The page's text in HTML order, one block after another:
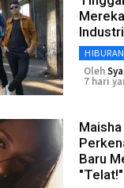
HIBURAN
Oleh
7 hari
Baru
"Telat!"